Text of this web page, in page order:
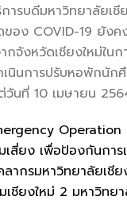
ารบดีมหาวิทยาลัยเ
อง COVID-19 ยัง
กจังหวัดเชียงใหม่
นินการปรับหอพักนั
วันที่ 10 เมษายน
เสี่ยง เพื่อป้องกันก
กรมหาวิทยาลัยเชี
ชียงใหม่ 2 มหาวิท